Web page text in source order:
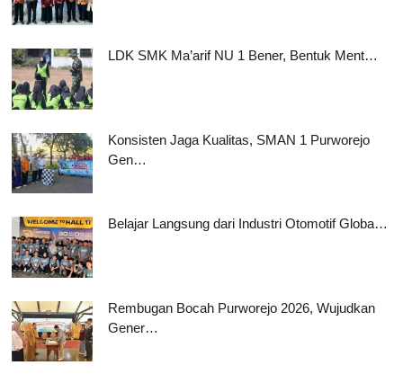
LDK SMK Ma’arif NU 1 Bener, Bentuk Ment…
Konsisten Jaga Kualitas, SMAN 1 Purworejo
Gen…
Belajar Langsung dari Industri Otomotif Globa…
Rembugan Bocah Purworejo 2026, Wujudkan
Gener…